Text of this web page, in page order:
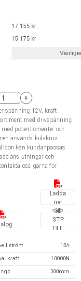
17 155 kr
15 175 kr
+
spänning 12V, kraft
med drivspänning
med potentiomenter och
används kulskruv.
kan kundanpassas
och
oss gärna för
Ladda
ner
sida
3D
STP
FILE
ström 18A
kraft 10000N
300mm